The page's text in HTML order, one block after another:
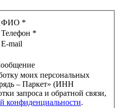
ФИО *
Телефон *
E-mail
моих персональных
– Паркет» (ИНН
конфиденциальности.